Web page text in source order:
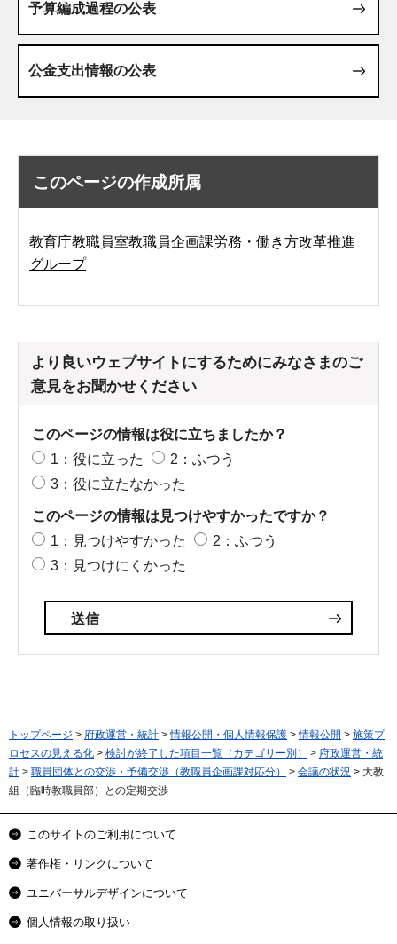
予算編成過程の公表
公金支出情報の公表
このページの作成所属
教育庁教職員室教職員企画課労務・働き方改革推進
グループ
より良いウェブサイトにするためにみなさまのご
意見をお聞かせください
このページの情報は役に立ちましたか？
1：役に立った
2：ふつう
3：役に立たなかった
このページの情報は見つけやすかったですか？
1：見つけやすかった
2：ふつう
3：見つけにくかった
トップページ > 府政運営・統計 >情報公開・個人情報保護 >情報公開 > 施策プ
ロセスの見える化 > 検討が終了した項目一覧（カテゴリー別） > 府政運営・統
計 > 職員団体との交渉・予備交渉（教職員企画課対応分） > 会議の状況 > 大教
組（臨時教職員部）との定期交渉
このサイトのご利用について
著作権・リンクについて
ユニバーサルデザインについて
個人情報の取り扱い